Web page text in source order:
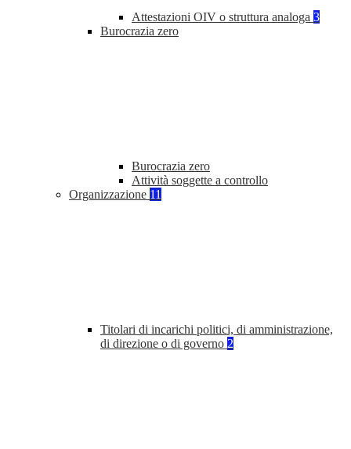
Attestazioni OIV o struttura analoga 3
Burocrazia zero
Burocrazia zero
Attività soggette a controllo
Organizzazione 11
Titolari di incarichi politici, di amministrazione,
di direzione o di governo 2